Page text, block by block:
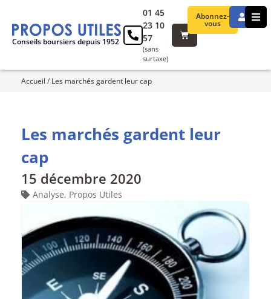
Conseils boursiers depuis 1952
Abonnez-
vous
01 45
23 10
57
(sans
surtaxe)
Accueil / Les marchés gardent leur cap
Les marchés gardent leur
cap
15 décembre 2020
Analyse, Propos Utiles